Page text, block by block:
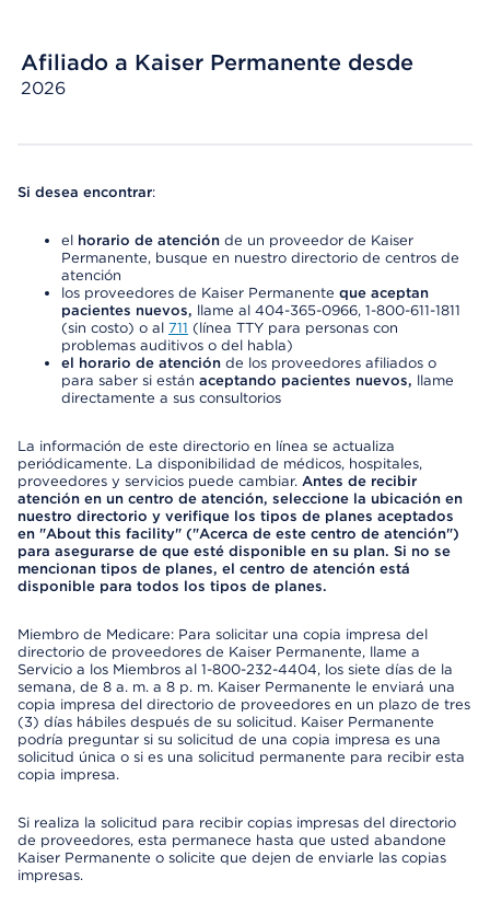
Afiliado a Kaiser Permanente desde
2026
Si desea encontrar:
el horario de atención de un proveedor de Kaiser
Permanente, busque en nuestro directorio de centros de
atención
los proveedores de Kaiser Permanente que aceptan
pacientes nuevos, llame al 404-365-0966, 1-800-611-1811
(sin costo) o al 711 (línea TTY para personas con
problemas auditivos o del habla)
el horario de atención de los proveedores afiliados o
para saber si están aceptando pacientes nuevos, llame
directamente a sus consultorios
La información de este directorio en línea se actualiza
periódicamente. La disponibilidad de médicos, hospitales,
proveedores y servicios puede cambiar. Antes de recibir
atención en un centro de atención, seleccione la ubicación en
nuestro directorio y verifique los tipos de planes aceptados
en "About this facility" ("Acerca de este centro de atención")
para asegurarse de que esté disponible en su plan. Si no se
mencionan tipos de planes, el centro de atención está
disponible para todos los tipos de planes.
Miembro de Medicare: Para solicitar una copia impresa del
directorio de proveedores de Kaiser Permanente, llame a
Servicio a los Miembros al 1-800-232-4404, los siete días de la
semana, de 8 a. m. a 8 p. m. Kaiser Permanente le enviará una
copia impresa del directorio de proveedores en un plazo de tres
(3) días hábiles después de su solicitud. Kaiser Permanente
podría preguntar si su solicitud de una copia impresa es una
solicitud única o si es una solicitud permanente para recibir esta
copia impresa.
Si realiza la solicitud para recibir copias impresas del directorio
de proveedores, esta permanece hasta que usted abandone
Kaiser Permanente o solicite que dejen de enviarle las copias
impresas.